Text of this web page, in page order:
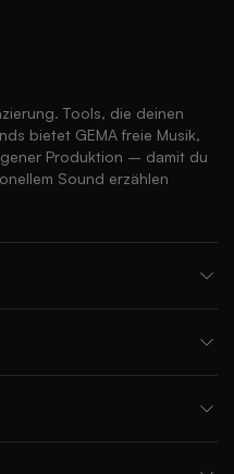
Tools, die deinen
bietet GEMA freie Musik,
Produktion – damit du
Sound erzählen